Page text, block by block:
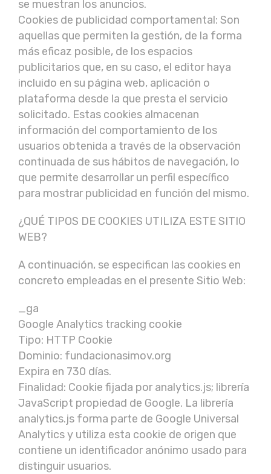
se muestran los anuncios.
Cookies de publicidad comportamental: Son
aquellas que permiten la gestión, de la forma
más eficaz posible, de los espacios
publicitarios que, en su caso, el editor haya
incluido en su página web, aplicación o
plataforma desde la que presta el servicio
solicitado. Estas cookies almacenan
información del comportamiento de los
usuarios obtenida a través de la observación
continuada de sus hábitos de navegación, lo
que permite desarrollar un perfil específico
para mostrar publicidad en función del mismo.
¿QUÉ TIPOS DE COOKIES UTILIZA ESTE SITIO
WEB?
A continuación, se especifican las cookies en
concreto empleadas en el presente Sitio Web:
_ga
Google Analytics tracking cookie
Tipo: HTTP Cookie
Dominio: fundacionasimov.org
Expira en 730 días.
Finalidad: Cookie fijada por analytics.js; librería
JavaScript propiedad de Google. La librería
analytics.js forma parte de Google Universal
Analytics y utiliza esta cookie de origen que
contiene un identificador anónimo usado para
distinguir usuarios.